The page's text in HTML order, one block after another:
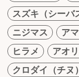
スズキ（シーバ
ニジマス
ア
ヒラメ
アオ
クロダイ（チヌ）